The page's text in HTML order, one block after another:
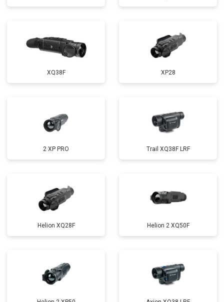
XQ38F XP28
2 XP PRO Trail XQ38F LRF
Helion XQ28F Helion 2 XQ50F